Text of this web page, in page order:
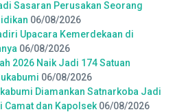
Sasaran Perusakan Seorang
06/08/2026
Upacara Kemerdekaan di
06/08/2026
2026 Naik Jadi 174 Satuan
06/08/2026
Diamankan Satnarkoba Jadi
dan Kapolsek 06/08/2026